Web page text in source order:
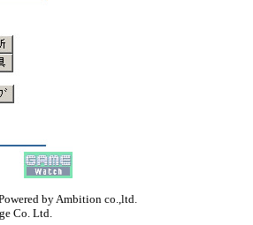
by Ambition co.,ltd.
Co. Ltd.